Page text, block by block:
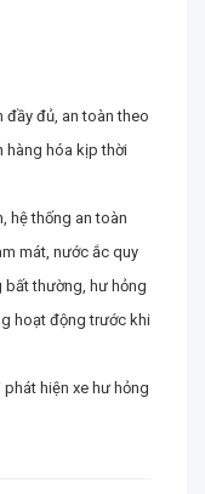
đầy đủ, an toàn theo
hàng hóa kịp thời
hệ thống an toàn
mát, nước ắc quy
bất thường, hư hỏng
hoạt động trước khi
hiện xe hư hỏng